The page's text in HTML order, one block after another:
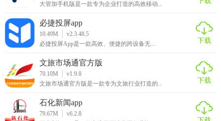
大管加手机版是一款专为企业打造的高效移动...
必捷投屏app
10.49M
v2.3.48.5
必捷投屏App是一款高效、便捷的跨设备无...
下载
文旅市场通官方版
70.10M
v1.9.8
文旅市场通官方版是一款专为文旅行业打造的...
下载
石化新闻app
79.67M
v6.2.8